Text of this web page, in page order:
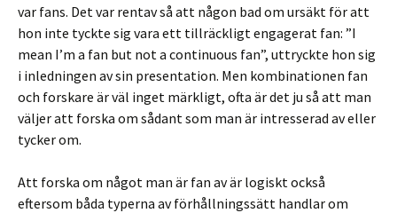
var fans. Det var rentav så att någon bad om ursäkt för att
hon inte tyckte sig vara ett tillräckligt engagerat fan: ”I
mean I’m a fan but not a continuous fan”, uttryckte hon sig
i inledningen av sin presentation. Men kombinationen fan
och forskare är väl inget märkligt, ofta är det ju så att man
väljer att forska om sådant som man är intresserad av eller
tycker om.
Att forska om något man är fan av är logiskt också
eftersom båda typerna av förhållningssätt handlar om